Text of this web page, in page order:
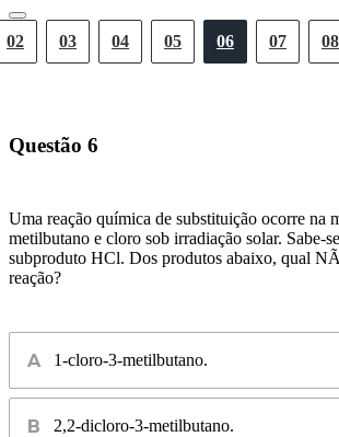
02 03 04 05 06 07 08
Questão 6
Uma reação química de substituição ocorre na
metilbutano e cloro sob irradiação solar. Sabe-
subproduto HCl. Dos produtos abaixo, qual
reação?
1-cloro-3-metilbutano.
2,2-dicloro-3-metilbutano.